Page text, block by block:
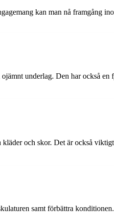
kan man nå framgång
underlag. Den har också en
och skor. Det är också
samt förbättra